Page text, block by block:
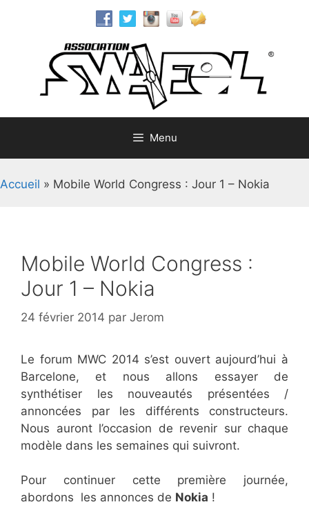
Menu
Accueil » Mobile World Congress : Jour 1 – Nokia
Mobile World Congress :
Jour 1 – Nokia
24 février 2014 par Jerom
Le forum MWC 2014 s’est ouvert aujourd’hui à
Barcelone, et nous allons essayer de
synthétiser les nouveautés présentées /
annoncées par les différents constructeurs.
Nous auront l’occasion de revenir sur chaque
modèle dans les semaines qui suivront.
Pour continuer cette première journée,
abordons les annonces de Nokia !